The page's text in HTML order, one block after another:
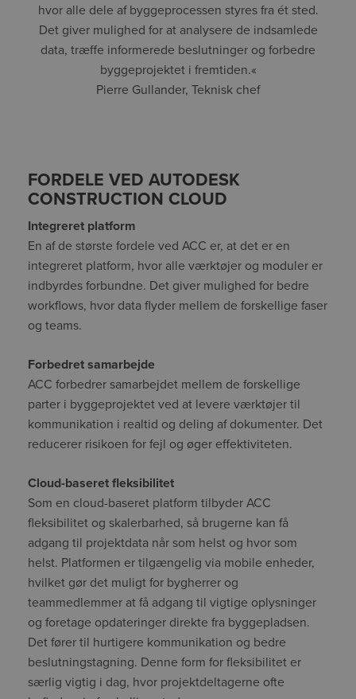
hvor alle dele af byggeprocessen styres fra ét sted.
Det giver mulighed for at analysere de indsamlede
data, træffe informerede beslutninger og forbedre
byggeprojektet i fremtiden.«
Pierre Gullander, Teknisk chef
FORDELE VED AUTODESK
CONSTRUCTION CLOUD
Integreret platform
En af de største fordele ved ACC er, at det er en
integreret platform, hvor alle værktøjer og moduler er
indbyrdes forbundne. Det giver mulighed for bedre
workflows, hvor data flyder mellem de forskellige faser
og teams.
Forbedret samarbejde
ACC forbedrer samarbejdet mellem de forskellige
parter i byggeprojektet ved at levere værktøjer til
kommunikation i realtid og deling af dokumenter. Det
reducerer risikoen for fejl og øger effektiviteten.
Cloud-baseret fleksibilitet
Som en cloud-baseret platform tilbyder ACC
fleksibilitet og skalerbarhed, så brugerne kan få
adgang til projektdata når som helst og hvor som
helst. Platformen er tilgængelig via mobile enheder,
hvilket gør det muligt for bygherrer og
teammedlemmer at få adgang til vigtige oplysninger
og foretage opdateringer direkte fra byggepladsen.
Det fører til hurtigere kommunikation og bedre
beslutningstagning. Denne form for fleksibilitet er
særlig vigtig i dag, hvor projektdeltagerne ofte